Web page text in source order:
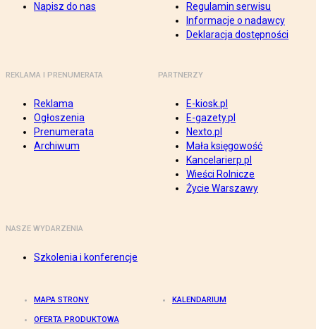
Napisz do nas
Regulamin serwisu
Informacje o nadawcy
Deklaracja dostępności
REKLAMA I PRENUMERATA
Reklama
Ogłoszenia
Prenumerata
Archiwum
PARTNERZY
E-kiosk.pl
E-gazety.pl
Nexto.pl
Mała księgowość
Kancelarierp.pl
Wieści Rolnicze
Życie Warszawy
NASZE WYDARZENIA
Szkolenia i konferencje
MAPA STRONY KALENDARIUM
OFERTA PRODUKTOWA